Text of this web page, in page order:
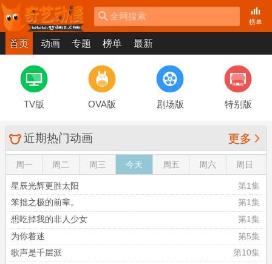
全网搜索
榜单
首页 动画 专题 榜单 最新
TV版 OVA版 剧场版 特别版
 近期热门动画 更多
周一 周二 周三 今天 周五 周六 周日
星辰光辉更胜太阳
第1集
笨拙之极的前辈。
第1集
想吃掉我的非人少女
第1集
为你着迷
第5集
歌声是千层派
第10集